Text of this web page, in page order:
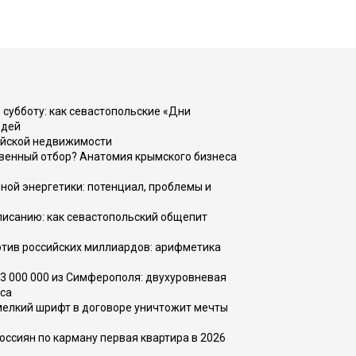
как севастопольские «Дни
недвижимости
отбор? Анатомия крымского бизнеса
энергетики: потенциал, проблемы и
как севастопольский общепит
российских миллиардов: арифметика
000 000 из Симферополя: двухуровневая
шрифт в договоре уничтожит мечты
по карману первая квартира в 2026